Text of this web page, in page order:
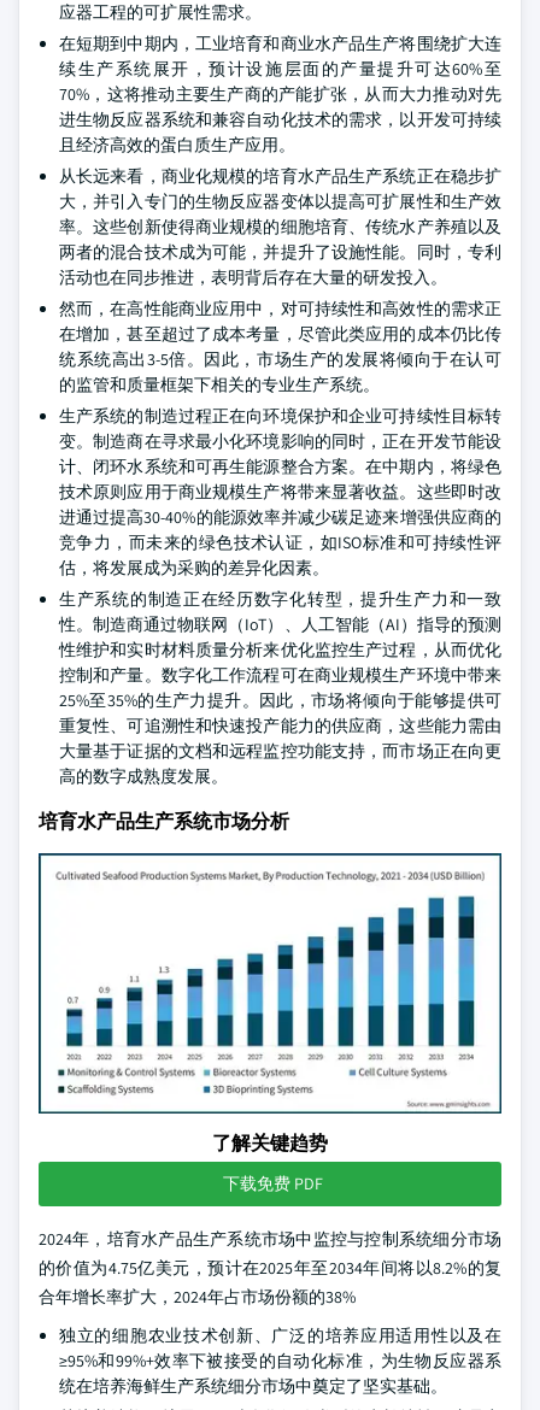
应器工程的可扩展性需求。
在短期到中期内，工业培育和商业水产品生产将围绕扩大连
续生产系统展开，预计设施层面的产量提升可达60%至
70%，这将推动主要生产商的产能扩张，从而大力推动对先
进生物反应器系统和兼容自动化技术的需求，以开发可持续
且经济高效的蛋白质生产应用。
从长远来看，商业化规模的培育水产品生产系统正在稳步扩
大，并引入专门的生物反应器变体以提高可扩展性和生产效
率。这些创新使得商业规模的细胞培育、传统水产养殖以及
两者的混合技术成为可能，并提升了设施性能。同时，专利
活动也在同步推进，表明背后存在大量的研发投入。
然而，在高性能商业应用中，对可持续性和高效性的需求正
在增加，甚至超过了成本考量，尽管此类应用的成本仍比传
统系统高出3-5倍。因此，市场生产的发展将倾向于在认可
的监管和质量框架下相关的专业生产系统。
生产系统的制造过程正在向环境保护和企业可持续性目标转
变。制造商在寻求最小化环境影响的同时，正在开发节能设
计、闭环水系统和可再生能源整合方案。在中期内，将绿色
技术原则应用于商业规模生产将带来显著收益。这些即时改
进通过提高30-40%的能源效率并减少碳足迹来增强供应商的
竞争力，而未来的绿色技术认证，如ISO标准和可持续性评
估，将发展成为采购的差异化因素。
生产系统的制造正在经历数字化转型，提升生产力和一致
性。制造商通过物联网（IoT）、人工智能（AI）指导的预测
性维护和实时材料质量分析来优化监控生产过程，从而优化
控制和产量。数字化工作流程可在商业规模生产环境中带来
25%至35%的生产力提升。因此，市场将倾向于能够提供可
重复性、可追溯性和快速投产能力的供应商，这些能力需由
大量基于证据的文档和远程监控功能支持，而市场正在向更
高的数字成熟度发展。
培育水产品生产系统市场分析
了解关键趋势
下载免费 PDF
2024年，培育水产品生产系统市场中监控与控制系统细分市场
的价值为4.75亿美元，预计在2025年至2034年间将以8.2%的复
合年增长率扩大，2024年占市场份额的38%
独立的细胞农业技术创新、广泛的培养应用适用性以及在
≥95%和99%+效率下被接受的自动化标准，为生物反应器系
统在培养海鲜生产系统细分市场中奠定了坚实基础。